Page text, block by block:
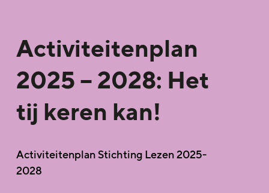
Activiteitenplan
2025 – 2028: Het
tij keren kan!
Activiteitenplan Stichting Lezen 2025-
2028